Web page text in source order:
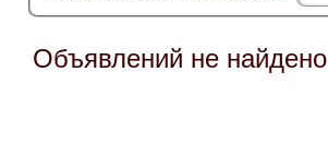
Объявлений не найдено